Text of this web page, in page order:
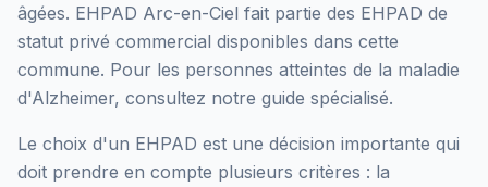
âgées. EHPAD Arc-en-Ciel fait partie des EHPAD de
statut privé commercial disponibles dans cette
commune. Pour les personnes atteintes de la maladie
d'Alzheimer, consultez notre guide spécialisé.
Le choix d'un EHPAD est une décision importante qui
doit prendre en compte plusieurs critères : la